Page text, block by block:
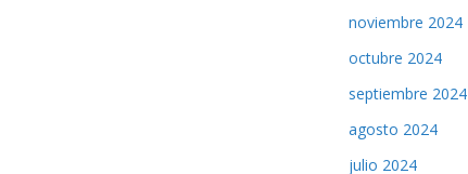
noviembre 2024
octubre 2024
septiembre 2024
agosto 2024
julio 2024